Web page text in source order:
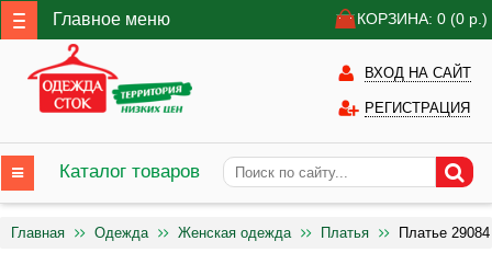
Главное меню КОРЗИНА: 0 (0 р.)
ВХОД НА САЙТ
РЕГИСТРАЦИЯ
Каталог товаров
Главная Одежда Женская одежда Платья Платье 29084